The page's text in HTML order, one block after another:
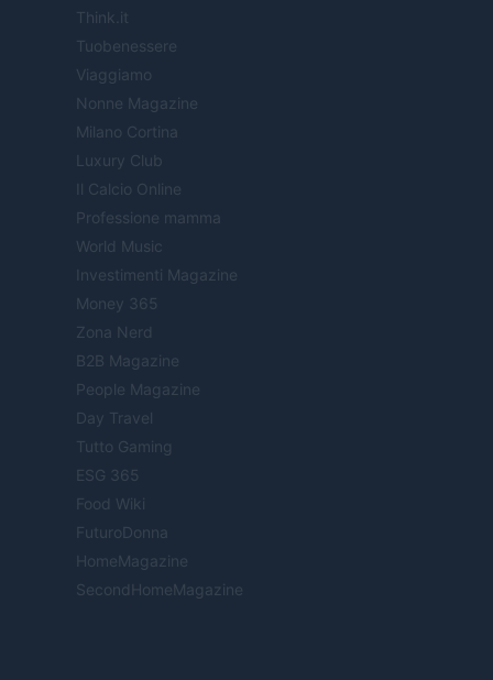
Think.it
Tuobenessere
Viaggiamo
Nonne Magazine
Milano Cortina
Luxury Club
Il Calcio Online
Professione mamma
World Music
Investimenti Magazine
Money 365
Zona Nerd
B2B Magazine
People Magazine
Day Travel
Tutto Gaming
ESG 365
Food Wiki
FuturoDonna
HomeMagazine
SecondHomeMagazine